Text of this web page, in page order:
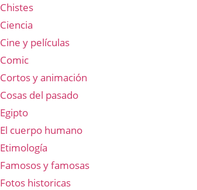
Chistes
Ciencia
Cine y películas
Comic
Cortos y animación
Cosas del pasado
Egipto
El cuerpo humano
Etimología
Famosos y famosas
Fotos historicas